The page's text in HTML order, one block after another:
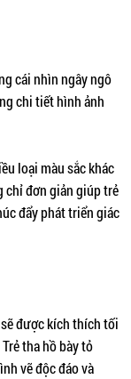
cái nhìn ngây ngô
chi tiết hình ảnh
loại màu sắc khác
chỉ đơn giản giúp trẻ
đẩy phát triển giác
được kích thích tối
tha hồ bày tỏ
vẽ độc đáo và